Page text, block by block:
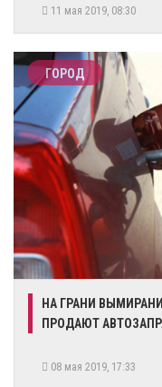
11 мая 2019, 08:30
ГОРОД
НА ГРАНИ
ПРОДАЮТ
08 мая 2019, 17:33